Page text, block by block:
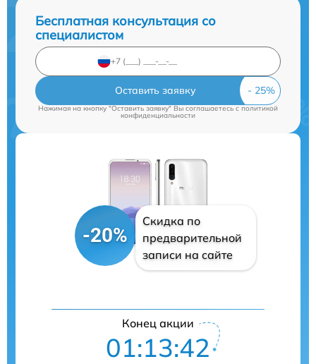
Бесплатная консультация со
специалистом
Оставить заявку
Нажимая на кнопку "Оставить заявку" Вы соглашаетесь cполитикой
конфиденциальности
-20%
Скидка по
предварительной
записи на сайте
Конец акции
01:13:41